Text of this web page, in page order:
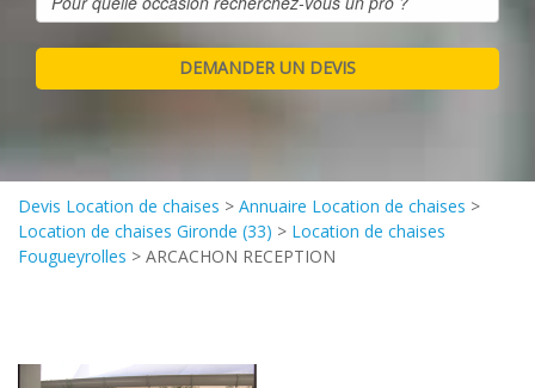
Devis Location de chaises > Annuaire Location de chaises >
Location de chaises Gironde (33) > Location de chaises
Fougueyrolles > ARCACHON RECEPTION